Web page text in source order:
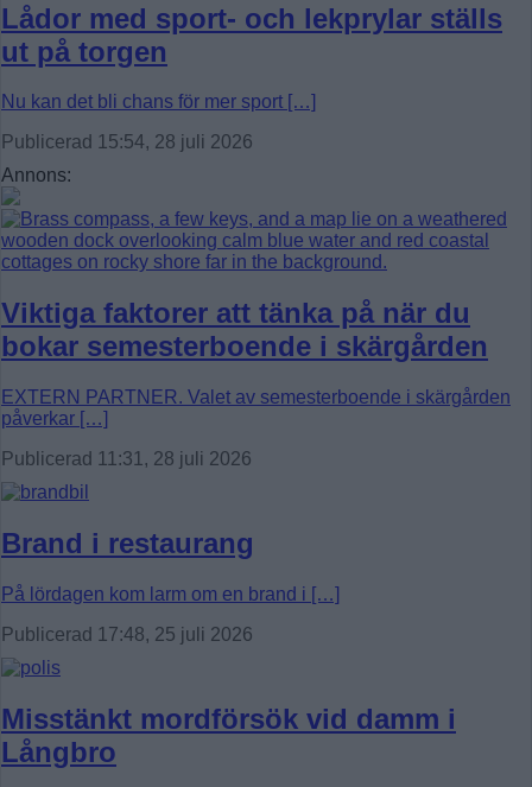
Lådor med sport- och lekprylar ställs
ut på torgen
Nu kan det bli chans för mer sport […]
Publicerad 15:54, 28 juli 2026
Annons:
Viktiga faktorer att tänka på när du
bokar semesterboende i skärgården
EXTERN PARTNER. Valet av semesterboende i skärgården
påverkar […]
Publicerad 11:31, 28 juli 2026
Brand i restaurang
På lördagen kom larm om en brand i […]
Publicerad 17:48, 25 juli 2026
Misstänkt mordförsök vid damm i
Långbro